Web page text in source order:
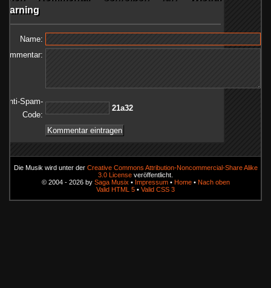
Name:
Kommentar:
Anti-Spam-
Code:
23a12
Die Musik wird unter der Creative Commons Attribution-Noncommercial-Share Alike
3.0 License veröffentlicht.
© 2004 - 2026 by Saga Musix • Impressum• Home• Nach oben
Valid HTML 5 • Valid CSS 3